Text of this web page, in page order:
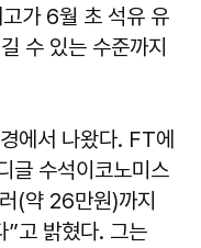
가 6월 초 석유 유
수 있는 수준까지
에서 나왔다. FT에
글 수석이코노미스
(약 26만원)까지
”고 밝혔다. 그는